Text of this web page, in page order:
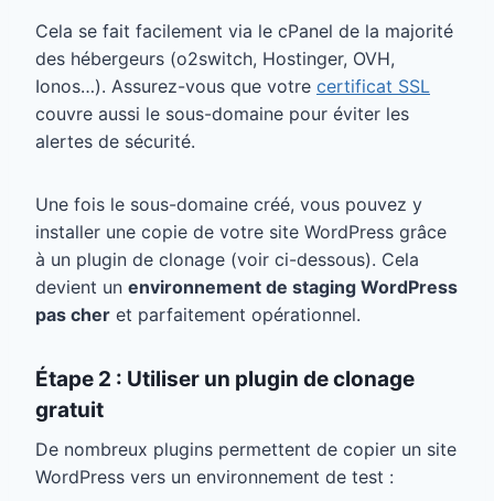
Cela se fait facilement via le cPanel de la majorité
des hébergeurs (o2switch, Hostinger, OVH,
Ionos…). Assurez-vous que votre certificat SSL
couvre aussi le sous-domaine pour éviter les
alertes de sécurité.
Une fois le sous-domaine créé, vous pouvez y
installer une copie de votre site WordPress grâce
à un plugin de clonage (voir ci-dessous). Cela
devient un environnement de staging WordPress
pas cher et parfaitement opérationnel.
Étape 2 : Utiliser un plugin de clonage
gratuit
De nombreux plugins permettent de copier un site
WordPress vers un environnement de test :